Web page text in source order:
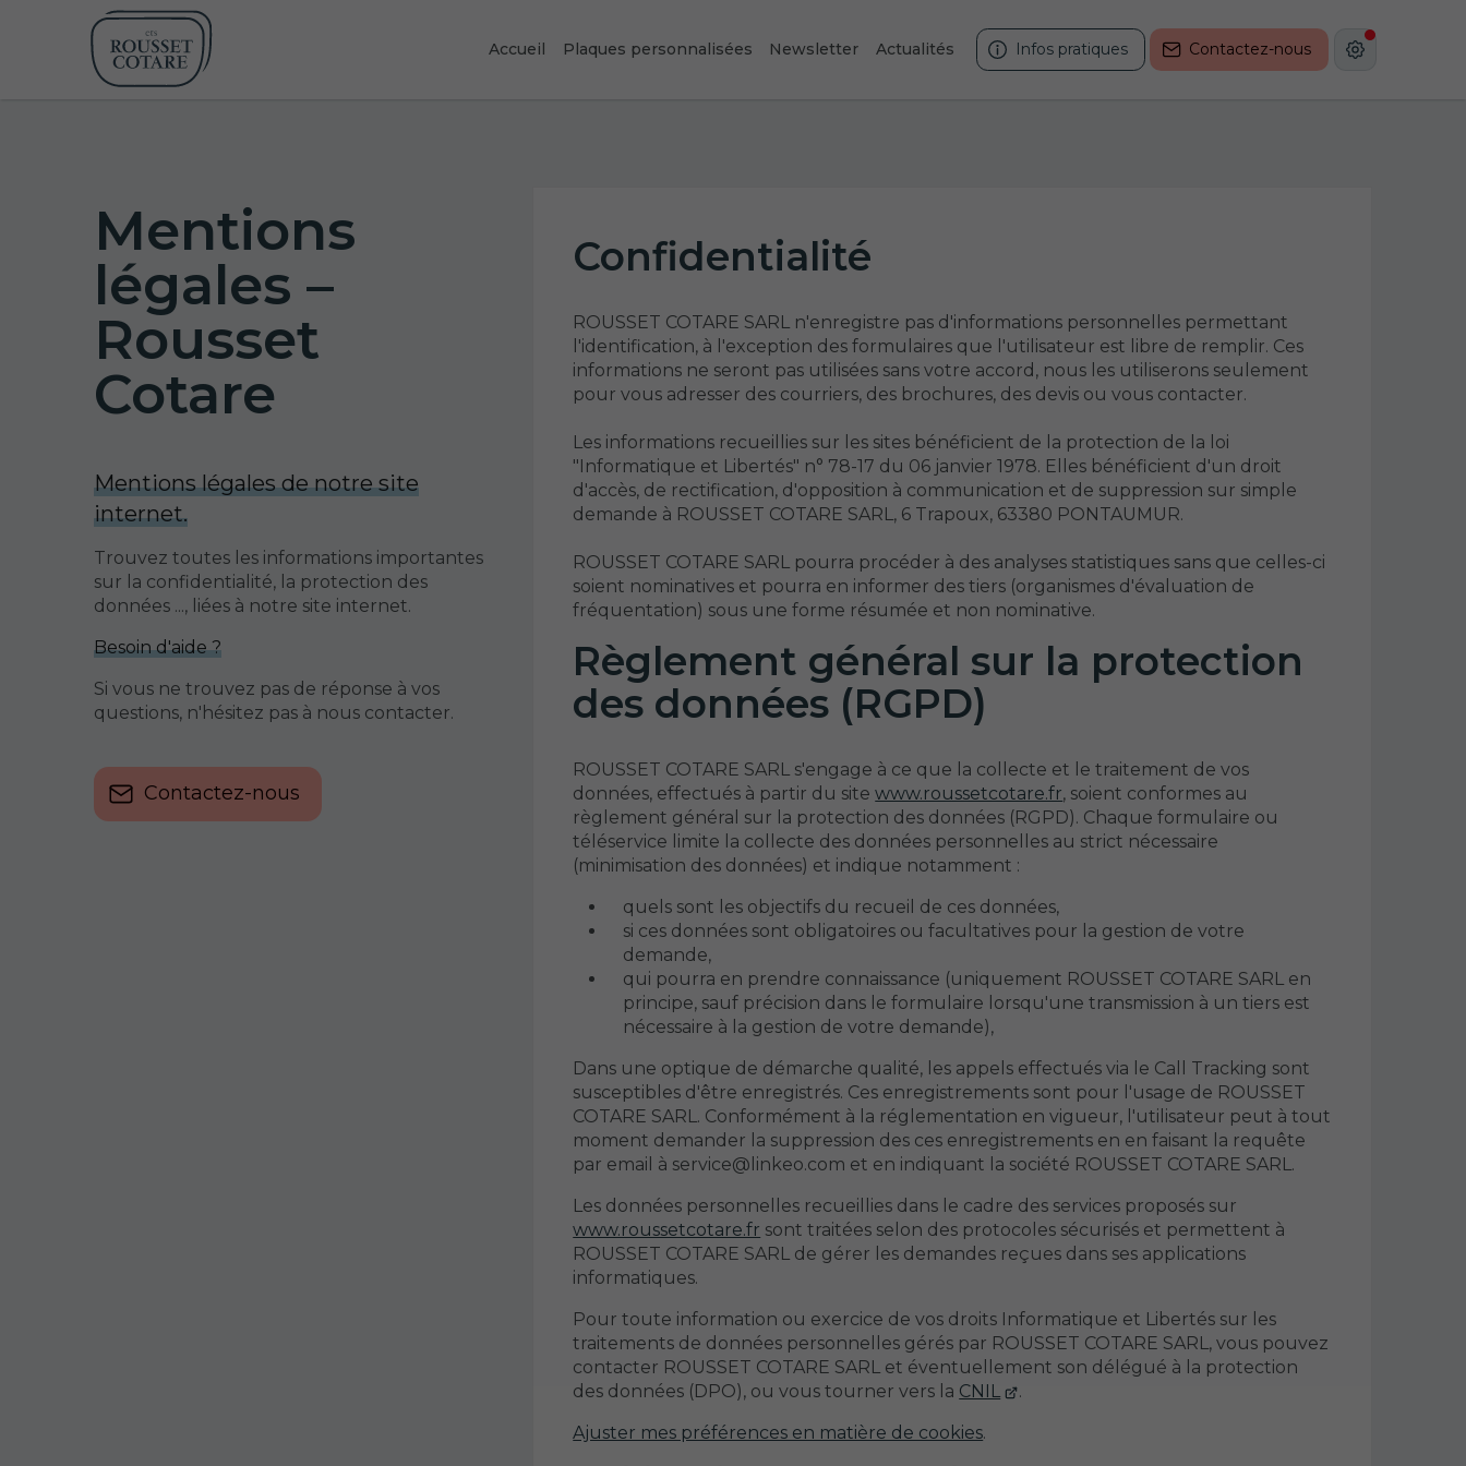
Accueil Plaques personnalisées Newsletter Actualités Infos pratiques Contactez-nous
Mentions
légales –
Rousset
Cotare
Mentions légales de notre site
internet.
Trouvez toutes les informations importantes
sur la confidentialité, la protection des
données ..., liées à notre site internet.
Besoin d'aide ?
Si vous ne trouvez pas de réponse à vos
questions, n'hésitez pas à nous contacter.
Contactez-nous
Confidentialité
ROUSSET COTARE SARL n'enregistre pas d'informations personnelles permettant
l'identification, à l'exception des formulaires que l'utilisateur est libre de remplir. Ces
informations ne seront pas utilisées sans votre accord, nous les utiliserons seulement
pour vous adresser des courriers, des brochures, des devis ou vous contacter.
Les informations recueillies sur les sites bénéficient de la protection de la loi
"Informatique et Libertés" n° 78-17 du 06 janvier 1978. Elles bénéficient d'un droit
d'accès, de rectification, d'opposition à communication et de suppression sur simple
demande à ROUSSET COTARE SARL, 6 Trapoux, 63380 PONTAUMUR.
ROUSSET COTARE SARL pourra procéder à des analyses statistiques sans que celles-ci
soient nominatives et pourra en informer des tiers (organismes d'évaluation de
fréquentation) sous une forme résumée et non nominative.
Règlement général sur la protection
des données (RGPD)
ROUSSET COTARE SARL s'engage à ce que la collecte et le traitement de vos
données, effectués à partir du sitewww.roussetcotare.fr, soient conformes au
règlement général sur la protection des données (RGPD). Chaque formulaire ou
téléservice limite la collecte des données personnelles au strict nécessaire
(minimisation des données) et indique notamment :
quels sont les objectifs du recueil de ces données,
si ces données sont obligatoires ou facultatives pour la gestion de votre
demande,
qui pourra en prendre connaissance (uniquement ROUSSET COTARE SARL en
principe, sauf précision dans le formulaire lorsqu'une transmission à un tiers est
nécessaire à la gestion de votre demande),
Dans une optique de démarche qualité, les appels effectués via le Call Tracking sont
susceptibles d'être enregistrés. Ces enregistrements sont pour l'usage de ROUSSET
COTARE SARL. Conformément à la réglementation en vigueur, l'utilisateur peut à tout
moment demander la suppression des ces enregistrements en en faisant la requête
par email à service@linkeo.com et en indiquant la société ROUSSET COTARE SARL.
Les données personnelles recueillies dans le cadre des services proposés sur
www.roussetcotare.fr sont traitées selon des protocoles sécurisés et permettent à
ROUSSET COTARE SARL de gérer les demandes reçues dans ses applications
informatiques.
Pour toute information ou exercice de vos droits Informatique et Libertés sur les
traitements de données personnelles gérés par ROUSSET COTARE SARL, vous pouvez
contacter ROUSSET COTARE SARL et éventuellement son délégué à la protection
des données (DPO), ou vous tourner vers la CNIL
.
Ajuster mes préférences en matière de cookies.